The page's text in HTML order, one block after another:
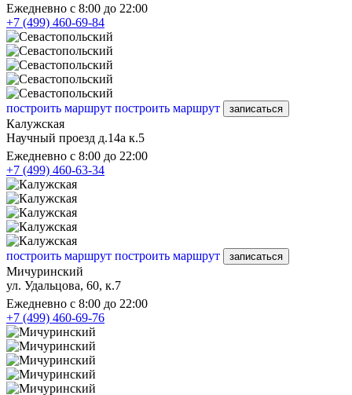
Ежедневно с 8:00 до 22:00
+7 (499) 460-69-84
построить маршрут построить маршрут записаться
Калужская
Научный проезд д.14а к.5
Ежедневно с 8:00 до 22:00
+7 (499) 460-63-34
построить маршрут построить маршрут записаться
Мичуринский
ул. Удальцова, 60, к.7
Ежедневно с 8:00 до 22:00
+7 (499) 460-69-76